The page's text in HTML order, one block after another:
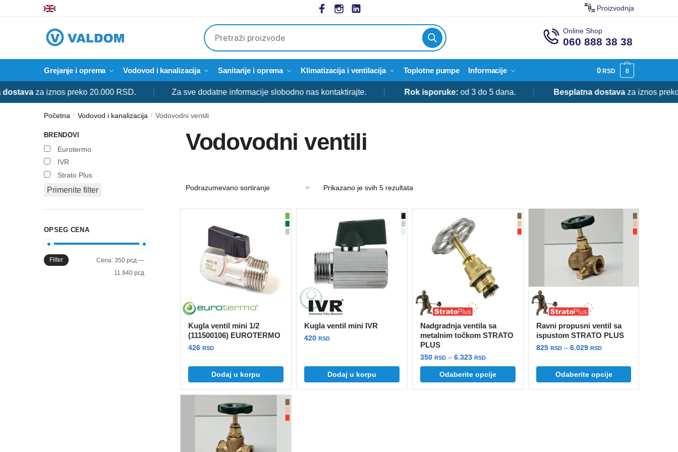
Proizvodnja
Products
search
Online Shop
060 888 38 38
Grejanje i oprema Vodovod i kanalizacija Sanitarije i oprema Klimatizacija i ventilacija Toplotne pumpe Informacije 0RSD 0
za iznos preko 20.000 RSD. Za sve dodatne informacije slobodno nas kontaktirajte. Rok isporuke:od 3 do 5 dana. Besplatna dostavaza iznos preko
Početna / Vodovod i kanalizacija / Vodovodni ventili
Vodovodni ventili
Prikazano je svih 5 rezultata
Kugla ventil mini 1/2
(111500106) EUROTERMO
426RSD
Dodaj u korpu
Kugla ventil mini IVR
420RSD
Dodaj u korpu
Nadgradnja ventila sa
metalnim točkom STRATO
PLUS
350 RSD – 6.323 RSDRaspon
cena:
od
350 rsd
Odaberite opcije
proizvod
Ravni propusni ventil sa
ispustom STRATO PLUS
825 RSD – 6.029 RSDRaspon
825 rsd
do
Odaberite opcije
Ovaj
proizvod
ima
BRENDOVI
Eurotermo
IVR
Strato Plus
Primenite filter
OPSEG CENA
Minimalna
cena
Maksimalna
cena
Filter Cena: 350 рсд—
11.940 рсд